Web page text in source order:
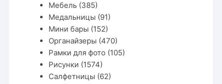
Мебель (385)
Медальницы (91)
Мини бары (152)
Органайзеры (470)
Рамки для фото (105)
Рисунки (1574)
Салфетницы (62)